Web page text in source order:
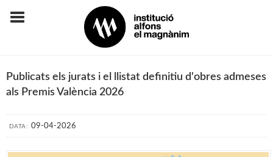
Publicats els jurats i el llistat definitiu d'obres admeses
als Premis València 2026
DATA: 09-04-2026